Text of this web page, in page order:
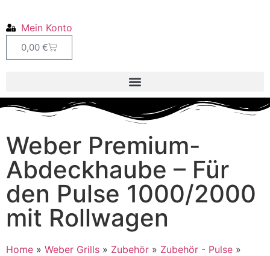
Mein Konto
0,00 €
Weber Premium-
Abdeckhaube – Für
den Pulse 1000/2000
mit Rollwagen
Home » Weber Grills » Zubehör » Zubehör - Pulse »